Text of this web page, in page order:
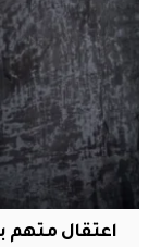
اعتقال متهم